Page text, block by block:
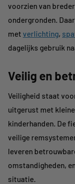
voorzien van
ondergronden.
met verlichting,
dagelijks gebruik
Veilig en
Veiligheid staat
uitgerust met
kinderhanden. De
veilige
leveren
omstandigheden,
situatie.